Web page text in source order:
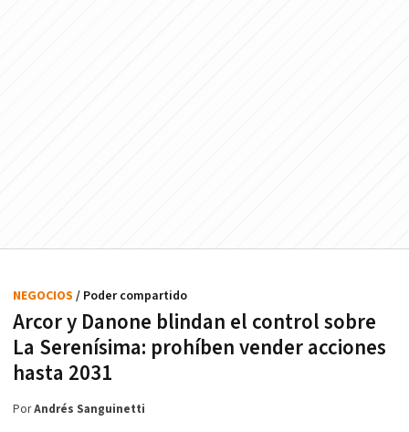
Arcor y Danone blindan el control sobre
La Serenísima: prohíben vender acciones
hasta 2031
NEGOCIOS / Poder compartido
PorAndrés Sanguinetti